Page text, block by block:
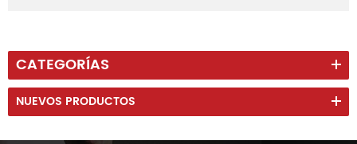
CATEGORÍAS
NUEVOS PRODUCTOS